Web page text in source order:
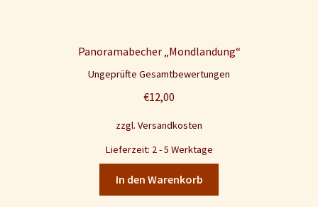
Panoramabecher „Mondlandung“
Ungeprüfte Gesamtbewertungen
€12,00
zzgl. Versandkosten
Lieferzeit: 2 - 5 Werktage
In den Warenkorb